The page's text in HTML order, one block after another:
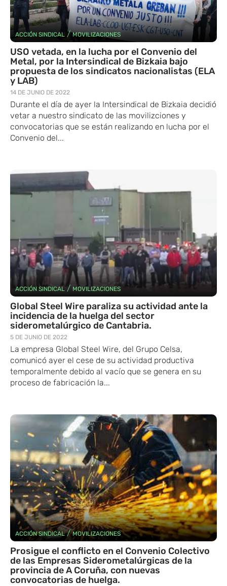
ACCIÓN SINDICAL /MOVILIZACIONES
USO vetada, en la lucha por el Convenio del
Metal, por la Intersindical de Bizkaia bajo
propuesta de los sindicatos nacionalistas (ELA
y LAB)
14 DE JUNIO DE 2022
Durante el día de ayer la Intersindical de Bizkaia decidió
vetar a nuestro sindicato de las movilizciones y
convocatorias que se están realizando en lucha por el
Convenio del...
ACCIÓN SINDICAL / MOVILIZACIONES
Global Steel Wire paraliza su actividad ante la
incidencia de la huelga del sector
siderometalúrgico de Cantabria.
5 DE JUNIO DE 2022
La empresa Global Steel Wire, del Grupo Celsa,
comunicó ayer el cese de su actividad productiva
temporalmente debido al vacío que se genera en su
proceso de fabricación la...
ACCIÓN SINDICAL/MOVILIZACIONES
Prosigue el conflicto en el Convenio Colectivo
de las Empresas Siderometalúrgicas de la
provincia de A Coruña, con nuevas
convocatorias de huelga.